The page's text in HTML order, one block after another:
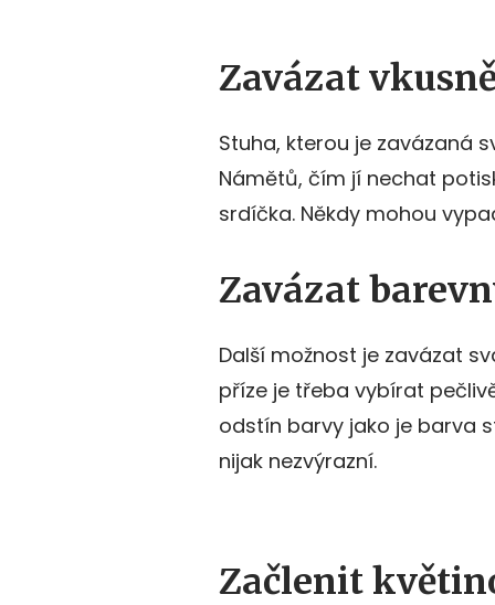
Zavázat
Stuha, kterou je zavázaná
Námětů, čím jí nechat
srdíčka. Někdy mohou
Zavázat
Další možnost je zavázat
příze je třeba vybírat
odstín barvy jako je barva
nijak nezvýrazní.
Začlenit